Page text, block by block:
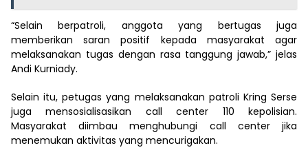
“Selain berpatroli, anggota yang bertugas juga
memberikan saran positif kepada masyarakat agar
melaksanakan tugas dengan rasa tanggung jawab,” jelas
Andi Kurniady.
Selain itu, petugas yang melaksanakan patroli Kring Serse
juga mensosialisasikan call center 110 kepolisian.
Masyarakat diimbau menghubungi call center jika
menemukan aktivitas yang mencurigakan.